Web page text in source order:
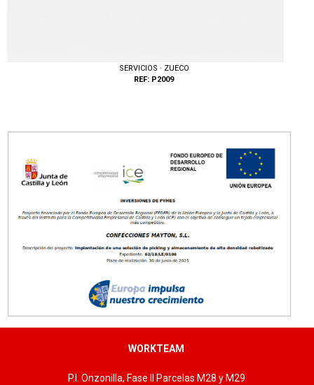
SERVICIOS · ZUECO
REF: P2009
WORKTEAM
P.I. Onzonilla, Fase II Parcelas M28 y M29